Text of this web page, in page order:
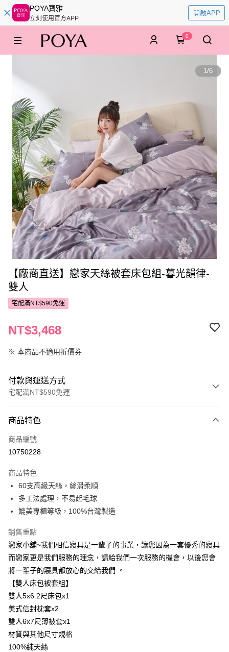
POYA寶雅
立刻使用官方APP
開啟APP
0
1/6
【廠商直送】戀家天絲被套床包組-暮光韻律-
雙人
宅配滿NT$590免運
NT$3,468
※ 本商品不適用折價券
付款與運送方式
宅配滿NT$590免運
POYA支付
信用卡一次付款
Apple Pay
街口支付
Google Pay
AFTEE先享後付
相關說明
【關於「AFTEE先享後付」】
AFTEE先享後付是「在收到商品之後才付款」的支付方式。 讓您購物簡單
便利好安心！
１．簡單：不需註冊會員、不需綁卡、不需儲值。
２．便利：只要手機號碼，簡訊認證，即可結帳。
【「AFTEE先享後付」結帳流程】
運送方式
宅配(廠商直送🚚)
每筆NT$100，滿NT$590(含以上)免運費
宅配(離島廠商直送🚚)
商品特色
商品編號
10750228
商品特色
60支高級天絲，絲滑柔順
多工法處理，不易起毛球
媲美專櫃等級，100%台灣製造
銷售重點
戀家小舖~我們相信寢具是一輩子的事業，讓您因為一套優秀的寢具
而戀家更是我們服務的理念，請給我們一次服務的機會，以後您會
將一輩子的寢具都放心的交給我們 。
【雙人床包被套組】
雙人5x6.2尺床包x1
美式信封枕套x2
雙人6x7尺薄被套x1
材質與其他尺寸規格
100%純天絲